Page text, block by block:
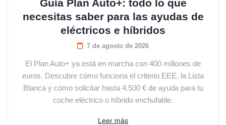
Guía Plan Auto+: todo lo que
necesitas saber para las ayudas de
eléctricos e híbridos
7 de agosto de 2026
El Plan Auto+ ya está en marcha con 400 millones de
euros. Descubre cómo funciona el criterio EEE, la Lista
Blanca y cómo solicitar hasta 4.500 € de ayuda para tu
coche eléctrico o híbrido enchufable.
Leer más